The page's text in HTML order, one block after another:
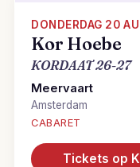
DONDERDAG 20
Kor Hoebe
KORDAAT 26-27
Meervaart
Amsterdam
CABARET
Tickets op